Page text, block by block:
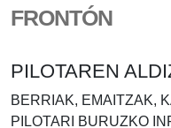
FRONTÓN
PILOTAREN
BERRIAK, EMAITZAK,
PILOTARI BURUZKO